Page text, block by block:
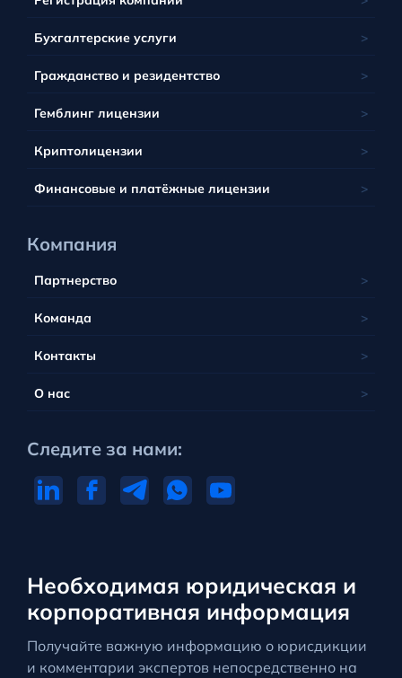
Необходимая юридическая и
корпоративная информация
Получайте важную информацию о юрисдикции
и комментарии экспертов непосредственно на
Бухгалтерские услуги
Гражданство и резидентство
Гемблинг лицензии
Криптолицензии
Финансовые и платёжные лицензии
Панама
Великобритания
Багамы
Барбадос
Белиз
Люксембург
Мальта
Польша
Маврикий
Тувалу
Вануату
Компания
Партнерство
Команда
Контакты
О нас
Следите за нами: